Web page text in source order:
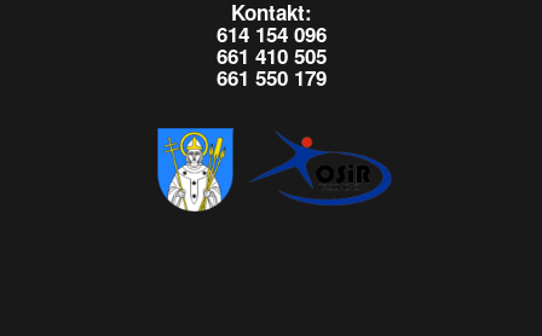
Kontakt:
614 154 096
661 410 505
661 550 179